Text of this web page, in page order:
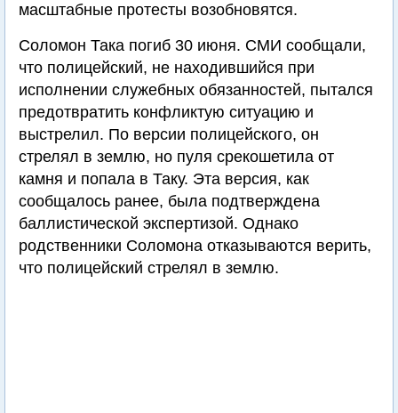
масштабные протесты возобновятся.
Соломон Така погиб 30 июня. СМИ сообщали,
что полицейский, не находившийся при
исполнении служебных обязанностей, пытался
предотвратить конфликтую ситуацию и
выстрелил. По версии полицейского, он
стрелял в землю, но пуля срекошетила от
камня и попала в Таку. Эта версия, как
сообщалось ранее, была подтверждена
баллистической экспертизой. Однако
родственники Соломона отказываются верить,
что полицейский стрелял в землю.